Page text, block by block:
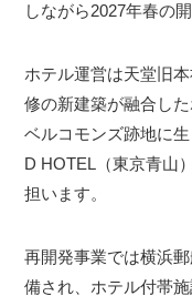
しながら2027年春の
ホテル運営は天堂旧
修の新建築が融合し
ベルコモンズ跡地に
D HOTEL（東京青山
担います。
再開発事業では横浜
備され、ホテル付帯